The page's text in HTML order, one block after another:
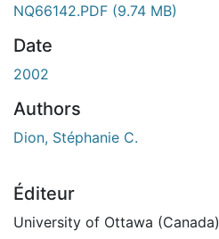
NQ66142.PDF (9.74 MB)
Date
2002
Authors
Dion, Stéphanie C.
Éditeur
University of Ottawa (Canada)